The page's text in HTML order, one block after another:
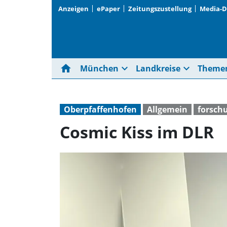
Anzeigen ePaper Zeitungszustellung Media-
home München expand_more Landkreise expand_more
Oberpfaffenhofen Allgemein
Cosmic Kiss im DLR